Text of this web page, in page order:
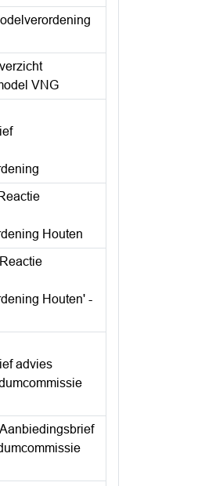
VNG
Houten
Houten' -
advies